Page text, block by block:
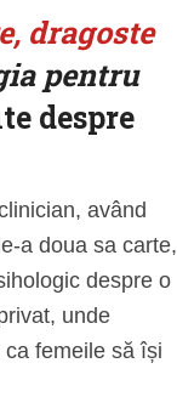
dragoste
pentru
despre
având
a doua sa carte,
despre o
unde
femeile să își